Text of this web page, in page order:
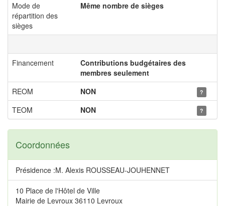
Mode de
répartition des
sièges
Même nombre de sièges
Financement
Contributions budgétaires des
membres seulement
REOM
NON ?
TEOM NON ?
Coordonnées
Présidence :M. Alexis ROUSSEAU-JOUHENNET
10 Place de l'Hôtel de Ville
Mairie de Levroux 36110 Levroux